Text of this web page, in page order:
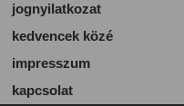
jognyilatkozat
kedvencek közé
impresszum
kapcsolat